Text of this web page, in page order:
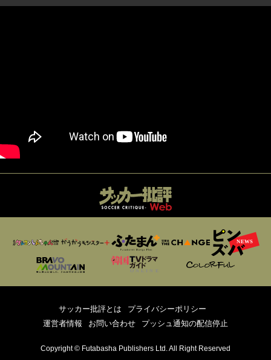
サッカー批評とは
プライバシーポリシー
運営者情報
お問い合わせ プッシュ通知の配信停止
Copyright © Futabasha Publishers Ltd. All Right Reserved